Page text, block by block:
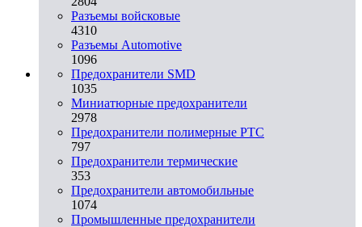
Разъемы войсковые
4310
Разъeмы Automotive
1096
Предохранители SMD
1035
Миниатюрные предохранители
2978
Предохранители полимерные PTC
797
Предохранители термические
353
Предохранители автомобильные
1074
Промышленные предохранители